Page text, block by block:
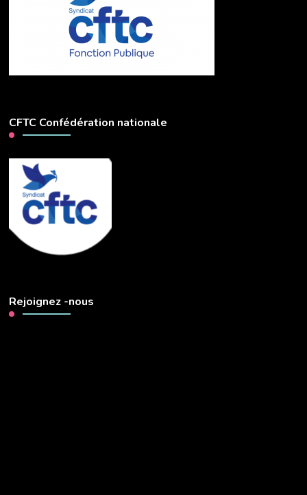
CFTC Confédération nationale
Rejoignez -nous